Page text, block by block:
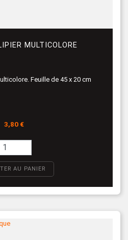
MULTICOLORE
Feuille de 45 x 20 cm
Prix
3,80 €
AU PANIER